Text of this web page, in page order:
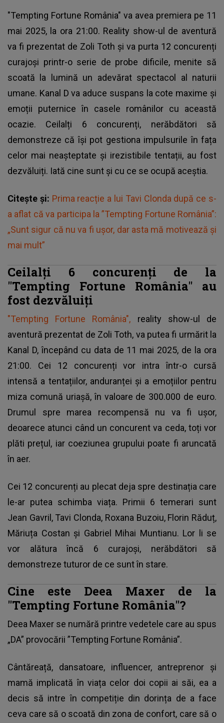
"Tempting Fortune România" va avea premiera pe 11
mai 2025, la ora 21:00. Reality show-ul de aventură
va fi prezentat de Zoli Toth și va purta 12 concurenți
curajoși printr-o serie de probe dificile, menite să
scoată la lumină un adevărat spectacol al naturii
umane. Kanal D va aduce suspans la cote maxime și
emoții puternice în casele românilor cu această
ocazie. Ceilalți 6 concurenți, nerăbdători să
demonstreze că își pot gestiona impulsurile în fața
celor mai neașteptate și irezistibile tentații, au fost
dezvăluiți. Iată cine sunt și cu ce se ocupă aceștia.
Citește și: Prima reacție a lui Tavi Clonda după ce s-
a aflat că va participa la ”Tempting Fortune România”:
„Sunt sigur că nu va fi ușor, dar asta mă motivează și
mai mult”
Ceilalți 6 concurenți de la
"Tempting Fortune România" au
fost dezvăluiți
"Tempting Fortune România", reality show-ul de
aventură prezentat de Zoli Toth, va putea fi urmărit la
Kanal D, începând cu data de 11 mai 2025, de la ora
21:00. Cei 12 concurenți vor intra într-o cursă
intensă a tentațiilor, anduranței și a emoțiilor pentru
miza comună uriașă, în valoare de 300.000 de euro.
Drumul spre marea recompensă nu va fi ușor,
deoarece atunci când un concurent va ceda, toți vor
plăti prețul, iar coeziunea grupului poate fi aruncată
în aer.
Cei 12 concurenți au plecat deja spre destinația care
le-ar putea schimba viața. Primii 6 temerari sunt
Jean Gavril, Tavi Clonda, Roxana Buzoiu, Florin Răduț,
Măriuța Costan și Gabriel Mihai Muntianu. Lor li se
vor alătura încă 6 curajoși, nerăbdători să
demonstreze tuturor de ce sunt în stare.
Cine este Deea Maxer de la
"Tempting Fortune România"?
Deea Maxer se numără printre vedetele care au spus
„DA” provocării ”Tempting Fortune România”.
Cântăreață, dansatoare, influencer, antreprenor și
mamă implicată în viața celor doi copii ai săi, ea a
decis să intre în competiție din dorința de a face
ceva care să o scoată din zona de confort, care să o